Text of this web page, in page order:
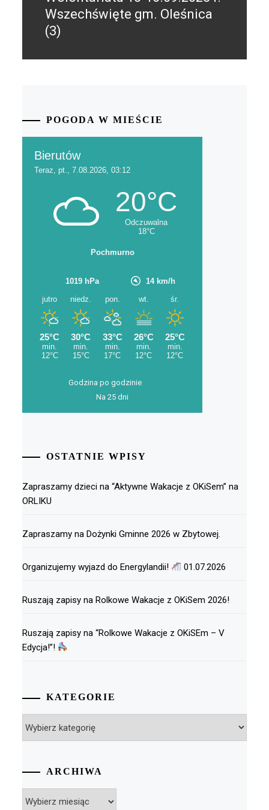
Wszechświęte gm. Oleśnica
(3)
POGODA W MIEŚCIE
Godzina po godzinie
Na 25 dni
OSTATNIE WPISY
Zapraszamy dzieci na “Aktywne Wakacje z OKiSem” na
ORLIKU
Zapraszamy na Dożynki Gminne 2026 w Zbytowej.
Organizujemy wyjazd do Energylandii! 01.07.2026
Ruszają zapisy na Rolkowe Wakacje z OKiSem 2026!
Ruszają zapisy na “Rolkowe Wakacje z OKiSEm – V
Edycja!”!
KATEGORIE
ARCHIWA